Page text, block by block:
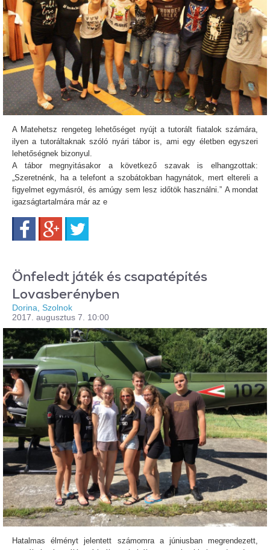
A Matehetsz rengeteg lehetőséget nyújt a tutorált fiatalok számára,
ilyen a tutoráltaknak szóló nyári tábor is, ami egy életben egyszeri
lehetőségnek bizonyul.
A tábor megnyitásakor a következő szavak is elhangzottak:
„Szeretnénk, ha a telefont a szobátokban hagynátok, mert eltereli a
figyelmet egymásról, és amúgy sem lesz időtök használni.” A mondat
igazságtartalmára már az e
FacebookGoogle+
Önfeledt játék és csapatépítés
Lovasberényben
Dorina, Szolnok
2017. augusztus 7. 10:00
Hatalmas élményt jelentett számomra a júniusban megrendezett,